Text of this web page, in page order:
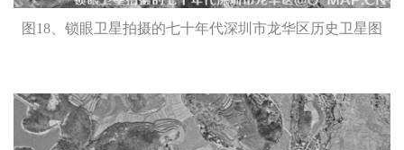
图18、锁眼卫星拍摄的七十年代深圳市龙华区历史卫星图